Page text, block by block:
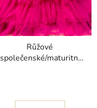
Růžové
společenské/maturitní